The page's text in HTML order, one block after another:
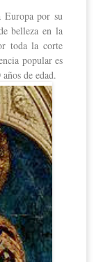
Europa por su
belleza en la
toda la corte
popular es
de edad.